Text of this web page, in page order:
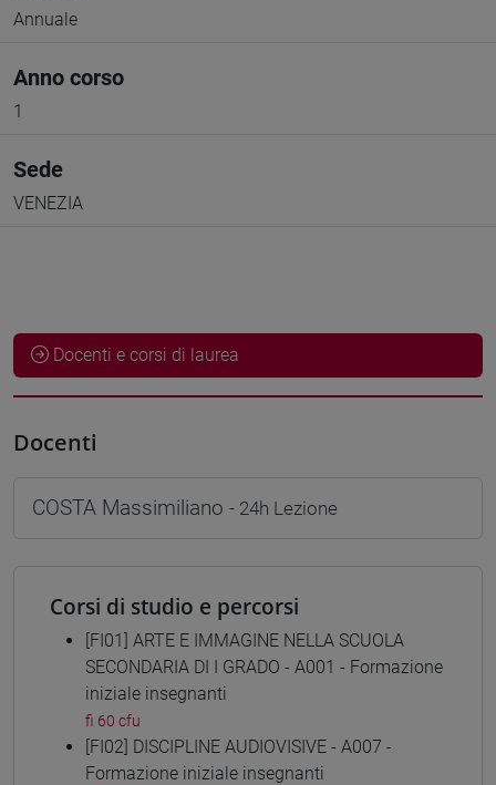
Annuale
Anno corso
1
Sede
VENEZIA
Docenti e corsi di laurea
Docenti
COSTA Massimiliano - 24h Lezione
Corsi di studio e percorsi
[FI01] ARTE E IMMAGINE NELLA SCUOLA
SECONDARIA DI I GRADO - A001 - Formazione
iniziale insegnanti
fi 60 cfu
[FI02] DISCIPLINE AUDIOVISIVE - A007 -
Formazione iniziale insegnanti